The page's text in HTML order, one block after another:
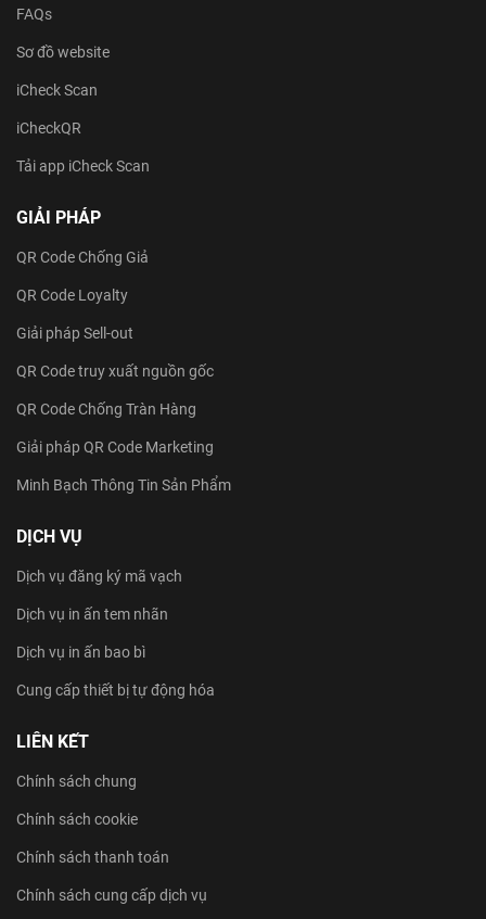
FAQs
Sơ đồ website
iCheck Scan
iCheckQR
Tải app iCheck Scan
GIẢI PHÁP
QR Code Chống Giả
QR Code Loyalty
Giải pháp Sell-out
QR Code truy xuất nguồn gốc
QR Code Chống Tràn Hàng
Giải pháp QR Code Marketing
Minh Bạch Thông Tin Sản Phẩm
DỊCH VỤ
Dịch vụ đăng ký mã vạch
Dịch vụ in ấn tem nhãn
Dịch vụ in ấn bao bì
Cung cấp thiết bị tự động hóa
LIÊN KẾT
Chính sách chung
Chính sách cookie
Chính sách thanh toán
Chính sách cung cấp dịch vụ